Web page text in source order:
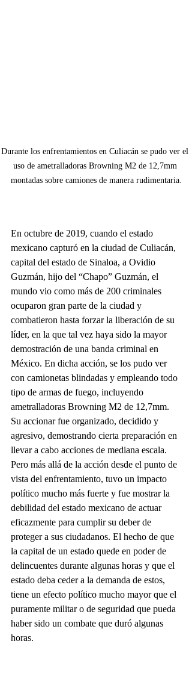
Durante los enfrentamientos en Culiacán se pudo ver el
uso de ametralladoras Browning M2 de 12,7mm
montadas sobre camiones de manera rudimentaria.
En octubre de 2019, cuando el estado
mexicano capturó en la ciudad de Culiacán,
capital del estado de Sinaloa, a Ovidio
Guzmán, hijo del “Chapo” Guzmán, el
mundo vio como más de 200 criminales
ocuparon gran parte de la ciudad y
combatieron hasta forzar la liberación de su
líder, en la que tal vez haya sido la mayor
demostración de una banda criminal en
México. En dicha acción, se los pudo ver
con camionetas blindadas y empleando todo
tipo de armas de fuego, incluyendo
ametralladoras Browning M2 de 12,7mm.
Su accionar fue organizado, decidido y
agresivo, demostrando cierta preparación en
llevar a cabo acciones de mediana escala.
Pero más allá de la acción desde el punto de
vista del enfrentamiento, tuvo un impacto
político mucho más fuerte y fue mostrar la
debilidad del estado mexicano de actuar
eficazmente para cumplir su deber de
proteger a sus ciudadanos. El hecho de que
la capital de un estado quede en poder de
delincuentes durante algunas horas y que el
estado deba ceder a la demanda de estos,
tiene un efecto político mucho mayor que el
puramente militar o de seguridad que pueda
haber sido un combate que duró algunas
horas.